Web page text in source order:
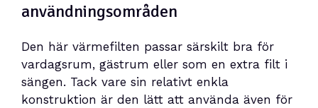
användningsområden
Den här värmefilten passar särskilt bra för
vardagsrum, gästrum eller som en extra filt i
sängen. Tack vare sin relativt enkla
konstruktion är den lätt att använda även för